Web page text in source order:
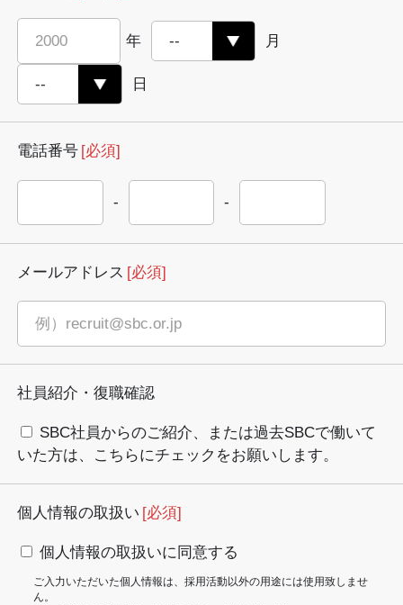
年 月
日
電話番号 [必須]
- -
メールアドレス [必須]
社員紹介・復職確認
SBC社員からのご紹介、または過去SBCで働いて
いた方は、こちらにチェックをお願いします。
個人情報の取扱い [必須]
個人情報の取扱いに同意する
ご入力いただいた個人情報は、採用活動以外の用途には使用致しませ
ん。